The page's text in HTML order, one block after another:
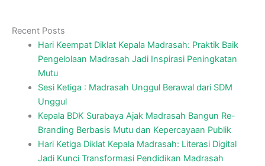
Recent Posts
Hari Keempat Diklat Kepala Madrasah: Praktik Baik
Pengelolaan Madrasah Jadi Inspirasi Peningkatan
Mutu
Sesi Ketiga : Madrasah Unggul Berawal dari SDM
Unggul
Kepala BDK Surabaya Ajak Madrasah Bangun Re-
Branding Berbasis Mutu dan Kepercayaan Publik
Hari Ketiga Diklat Kepala Madrasah: Literasi Digital
Jadi Kunci Transformasi Pendidikan Madrasah